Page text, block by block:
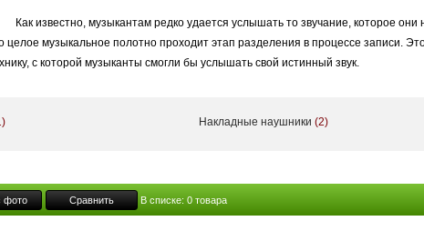
Как известно, музыкантам редко удается услышать то звучание, которое
целое музыкальное полотно проходит этап разделения в процессе записи.
с которой музыканты смогли бы услышать свой истинный звук.
и создается в Японии - стране, которая всегда отличалась
Накладные наушники (2)
фото Сравнить В списке: 0 товара